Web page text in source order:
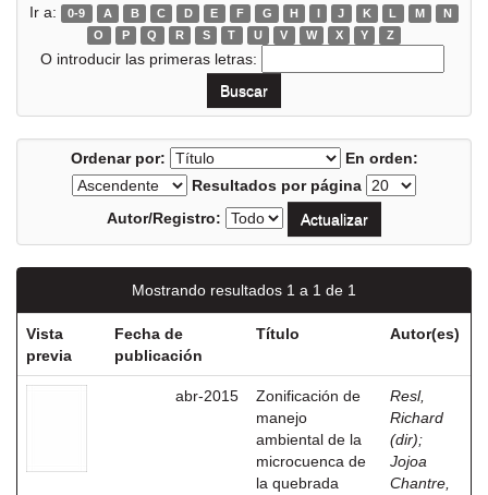
Ir a: 0-9 A B C D E F G H I J K L M
N
O
P Q R S T U V W X Y Z
O introducir las primeras letras:
Ordenar por:
En orden:
Resultados por página
Autor/Registro:
Mostrando resultados 1 a 1 de 1
Vista
previa
Fecha de
publicación
Título Autor(es)
abr-2015
Zonificación de
manejo
ambiental de la
microcuenca de
la quebrada
Resl,
Richard
(dir);
Jojoa
Chantre,